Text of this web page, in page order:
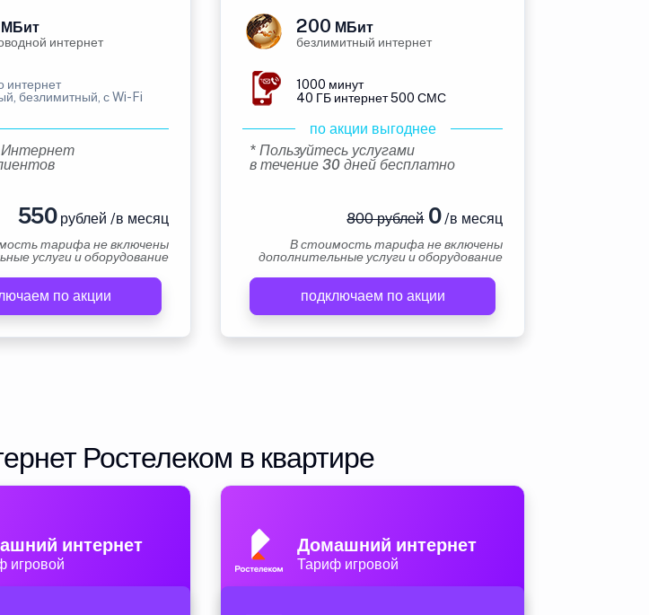
МБит
интернет
интернет
безлимитный, с Wi-Fi
550рублей /в месяц
тарифа не включены
услуги и оборудование
по акции
200 МБит
безлимитный интернет
1000 минут
40 ГБ интернет 500 СМС
по акции выгоднее
* Пользуйтесь услугами
в течение 30 дней бесплатно
800 рублей0/в месяц
В стоимость тарифа не включены
дополнительные услуги и оборудование
подключаем по акции
Ростелеком в квартире
интернет
игровой
Домашний интернет
Тариф игровой